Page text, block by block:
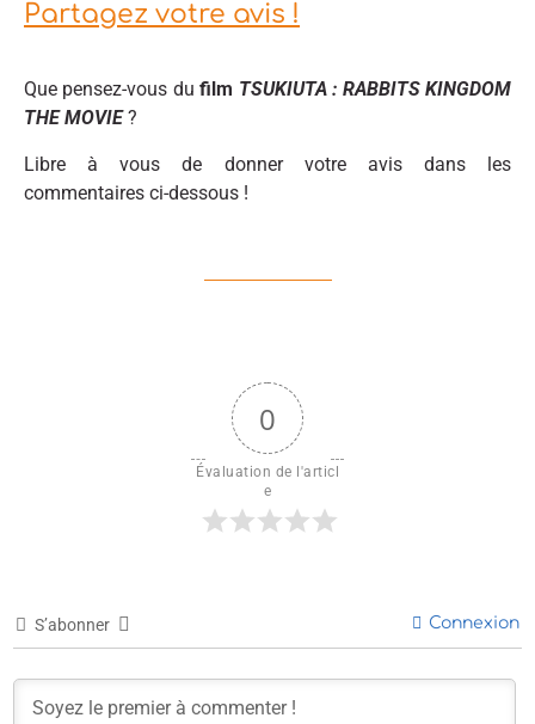
Partagez votre avis !
Que pensez-vous dufilm TSUKIUTA : RABBITS KINGDOM
THE MOVIE?
Libre à vous de donner votre avis dans les
commentaires ci-dessous !
0
Évaluation de l'articl
e
S’abonner Connexion